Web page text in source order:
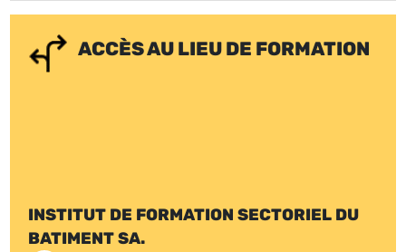
ACCÈS AU LIEU DE FORMATION
INSTITUT DE FORMATION SECTORIEL DU
BATIMENT SA.